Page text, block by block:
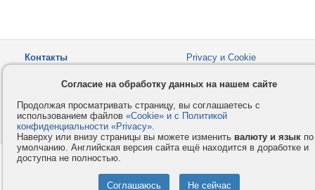
Контакты
Privacy и Cookie
Как оплатить
Форумы
© 2008-2026VMESTE.EU
Согласие на обработку данных на нашем сайте
Продолжая просматривать страницу, вы соглашаетесь с
использованием файлов «Cookie» и с Политикой
конфиденциальности «Privacy».
Наверху или внизу страницы вы можете изменить валюту и язык по
умолчанию. Английская версия сайта ещё находится в доработке и
доступна не полностью.